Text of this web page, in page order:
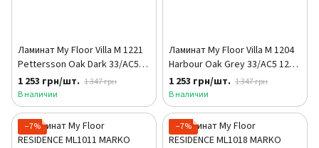
Ламинат My Floor Villa M 1221
Pettersson Oak Dark 33/АС5
12 мм влагостойкий
1 253 грн/шт. 1 347 грн
В наличии
Ламинат My Floor Villa M 1204
Harbour Oak Grey 33/АС5 12
мм влагостойкий
1 253 грн/шт. 1 347 грн
В наличии
−7% −7%